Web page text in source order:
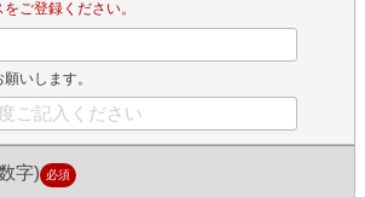
ご登録ください。
いします。
字) 必須